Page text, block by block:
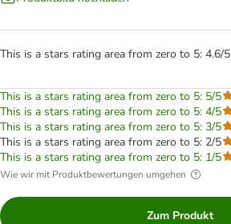
This is a stars rating area from zero to 5: 4.6/5
This is a stars rating area from zero to 5: 5/5
This is a stars rating area from zero to 5: 4/5
This is a stars rating area from zero to 5: 3/5
This is a stars rating area from zero to 5: 2/5
This is a stars rating area from zero to 5: 1/5
Wie wir mit Produktbewertungen umgehen
Zum Produkt